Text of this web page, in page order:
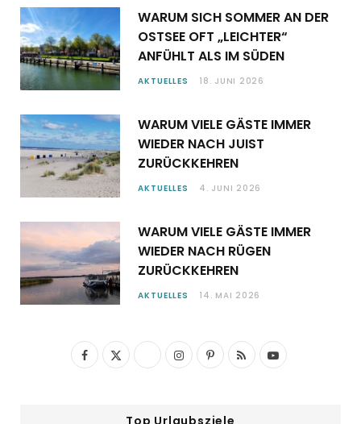
WARUM SICH SOMMER AN DER
OSTSEE OFT „LEICHTER“
ANFÜHLT ALS IM SÜDEN
AKTUELLES 18. JUNI 2026
WARUM VIELE GÄSTE IMMER
WIEDER NACH JUIST
ZURÜCKKEHREN
AKTUELLES 4. JUNI 2026
WARUM VIELE GÄSTE IMMER
WIEDER NACH RÜGEN
ZURÜCKKEHREN
AKTUELLES 14. MAI 2026
F
X
I
P
R
Y